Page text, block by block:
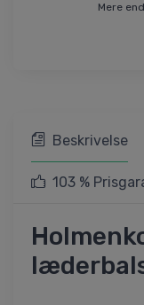
Mere end
Beskrivelse
103 %